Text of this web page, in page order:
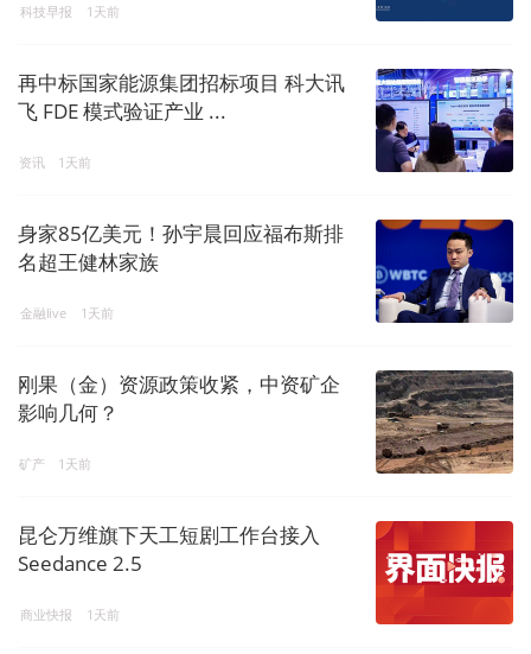
科技早报 1天前
再中标国家能源集团招标项目 科大讯
飞 FDE 模式验证产业 ...
资讯 1天前
身家85亿美元！孙宇晨回应福布斯排
名超王健林家族
金融live 1天前
刚果（金）资源政策收紧，中资矿企
影响几何？
矿产 1天前
昆仑万维旗下天工短剧工作台接入
Seedance 2.5
商业快报 1天前